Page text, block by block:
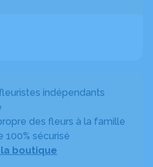
indépendants
des fleurs à la famille
100% sécurisé
boutique